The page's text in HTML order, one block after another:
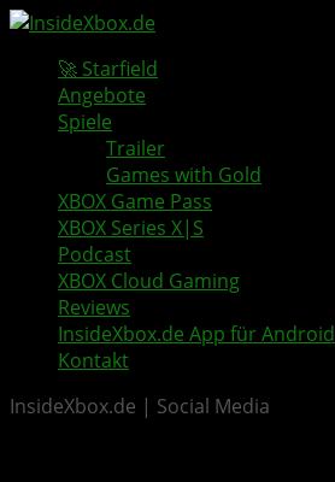
🚀 Starfield
Angebote
Spiele
Trailer
Games with Gold
XBOX Game Pass
XBOX Series X|S
Podcast
XBOX Cloud Gaming
Reviews
InsideXbox.de App für Android
Kontakt
InsideXbox.de | Social Media